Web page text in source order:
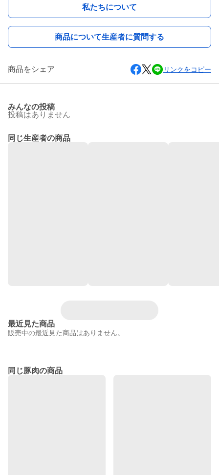
私たちについて
商品について生産者に質問する
商品をシェア リンクをコピー
みんなの投稿
投稿はありません
同じ生産者の商品
最近見た商品
販売中の最近見た商品はありません。
同じ豚肉の商品